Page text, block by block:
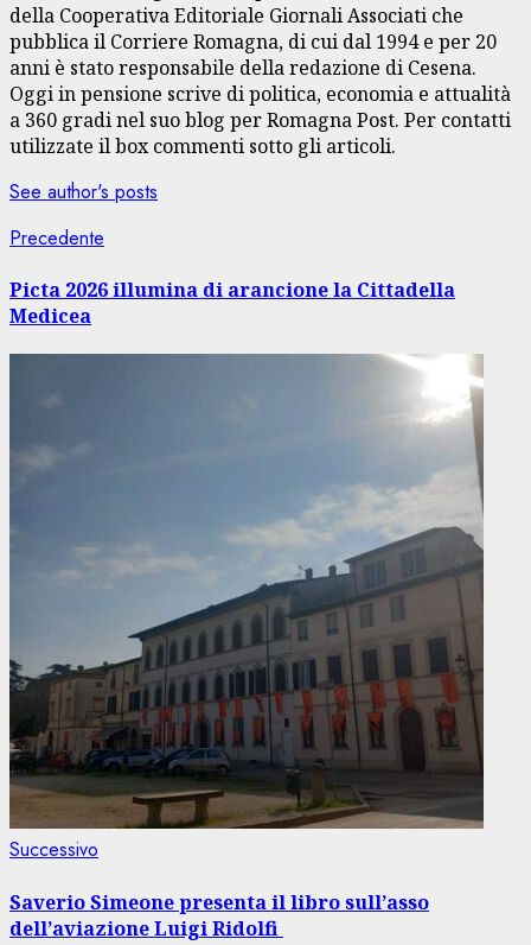
della Cooperativa Editoriale Giornali Associati che
pubblica il Corriere Romagna, di cui dal 1994 e per 20
anni è stato responsabile della redazione di Cesena.
Oggi in pensione scrive di politica, economia e attualità
a 360 gradi nel suo blog per Romagna Post. Per contatti
utilizzate il box commenti sotto gli articoli.
See author's posts
Navigazione
articolo
Precedente
Picta 2026 illumina di arancione la Cittadella
Medicea
Successivo
Saverio Simeone presenta il libro sull’asso
dell’aviazione Luigi Ridolfi